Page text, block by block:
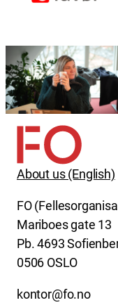
About us (English)
FO
Mariboes gate 13
Pb. 4693
0506 OSLO
kontor@fo.no